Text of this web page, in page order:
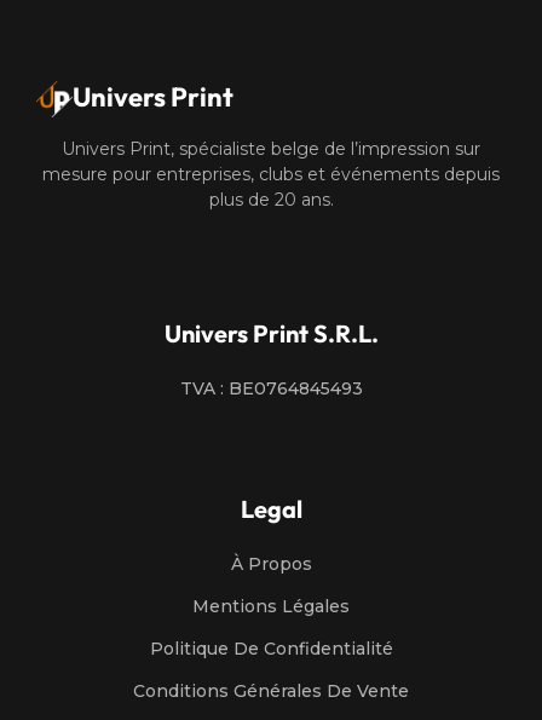
Univers Print
Univers Print, spécialiste belge de l’impression sur
mesure pour entreprises, clubs et événements depuis
plus de 20 ans.
Univers Print S.R.L.
TVA : BE0764845493
Legal
À Propos
Mentions Légales
Politique De Confidentialité
Conditions Générales De Vente